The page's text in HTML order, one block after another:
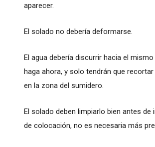
aparecer.
El solado no debería deformarse.
El agua debería discurrir hacia el
haga ahora, y solo tendrán que
en la zona del sumidero.
El solado deben limpiarlo bien antes de
de colocación, no es necesaria más